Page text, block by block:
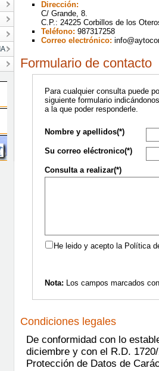
Dirección:
C/ Grande, 8.
C.P.: 24225 Corbillos de los
Teléfono: 987317258
Correo electrónico:
Formulario de contacto
Para cualquier consulta puede
siguiente formulario
a la que poder responderle.
Nombre y apellidos(*)
Su correo eléctronico(*)
Consulta a realizar(*)
He leido y acepto la Política
Nota: Los campos marcados
Condiciones legales
De conformidad con lo
diciembre y con el R.D.
Protección de Datos de